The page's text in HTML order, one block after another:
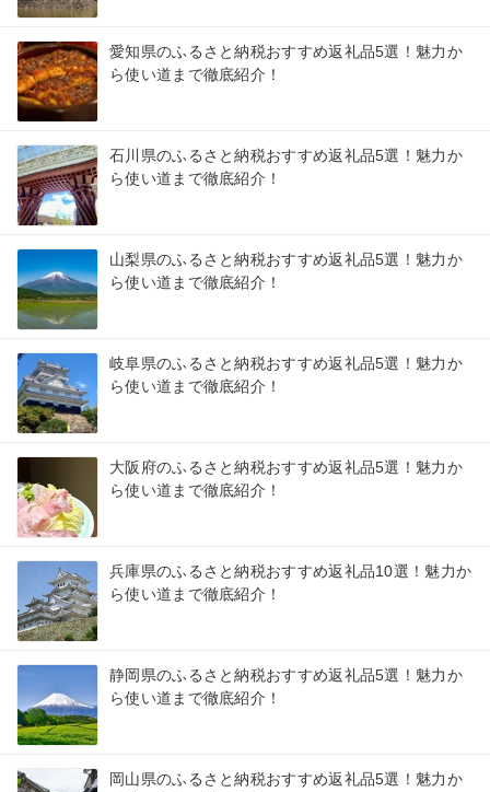
愛知県のふるさと納税おすすめ返礼品5選！魅力か
ら使い道まで徹底紹介！
石川県のふるさと納税おすすめ返礼品5選！魅力か
ら使い道まで徹底紹介！
山梨県のふるさと納税おすすめ返礼品5選！魅力か
ら使い道まで徹底紹介！
岐阜県のふるさと納税おすすめ返礼品5選！魅力か
ら使い道まで徹底紹介！
大阪府のふるさと納税おすすめ返礼品5選！魅力か
ら使い道まで徹底紹介！
兵庫県のふるさと納税おすすめ返礼品10選！魅力か
ら使い道まで徹底紹介！
静岡県のふるさと納税おすすめ返礼品5選！魅力か
ら使い道まで徹底紹介！
岡山県のふるさと納税おすすめ返礼品5選！魅力か